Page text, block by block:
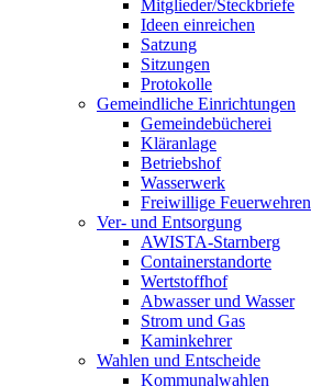
Mitglieder/Steckbriefe
Ideen einreichen
Satzung
Sitzungen
Protokolle
Gemeindliche Einrichtungen
Gemeindebücherei
Kläranlage
Betriebshof
Wasserwerk
Freiwillige Feuerwehren
Ver- und Entsorgung
AWISTA-Starnberg
Containerstandorte
Wertstoffhof
Abwasser und Wasser
Strom und Gas
Kaminkehrer
Wahlen und Entscheide
Kommunalwahlen